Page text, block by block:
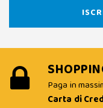
Paga in
Carta di